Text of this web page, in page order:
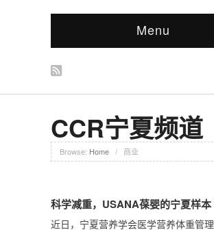
Menu
CCR宁夏频道
Browse: Home / 商业
科学减重，USANA葆婴的宁夏样本
近日，宁夏营养学会医学营养体重管